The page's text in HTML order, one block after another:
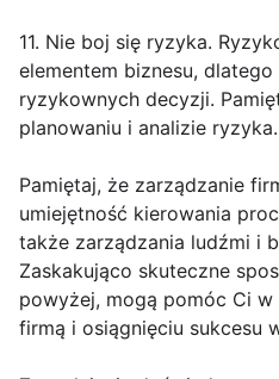
11. Nie boj się ryzyka.
elementem biznesu,
ryzykownych decyzji.
planowaniu i analizie ryzyka.
Pamiętaj, że zarządzanie
umiejętność kierowania
także zarządzania ludźmi i
Zaskakująco skuteczne
powyżej, mogą pomóc Ci
firmą i osiągnięciu sukcesu